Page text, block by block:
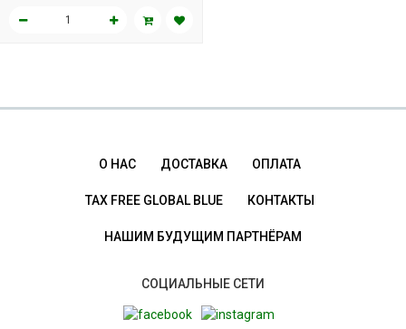
О НАС ДОСТАВКА ОПЛАТА
TAX FREE GLOBAL BLUE КОНТАКТЫ
НАШИМ БУДУЩИМ ПАРТНЁРАМ
СОЦИАЛЬНЫЕ СЕТИ